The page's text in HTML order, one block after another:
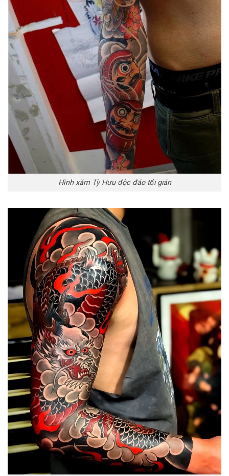
Hình xăm Tỳ Hưu độc đáo tối giản